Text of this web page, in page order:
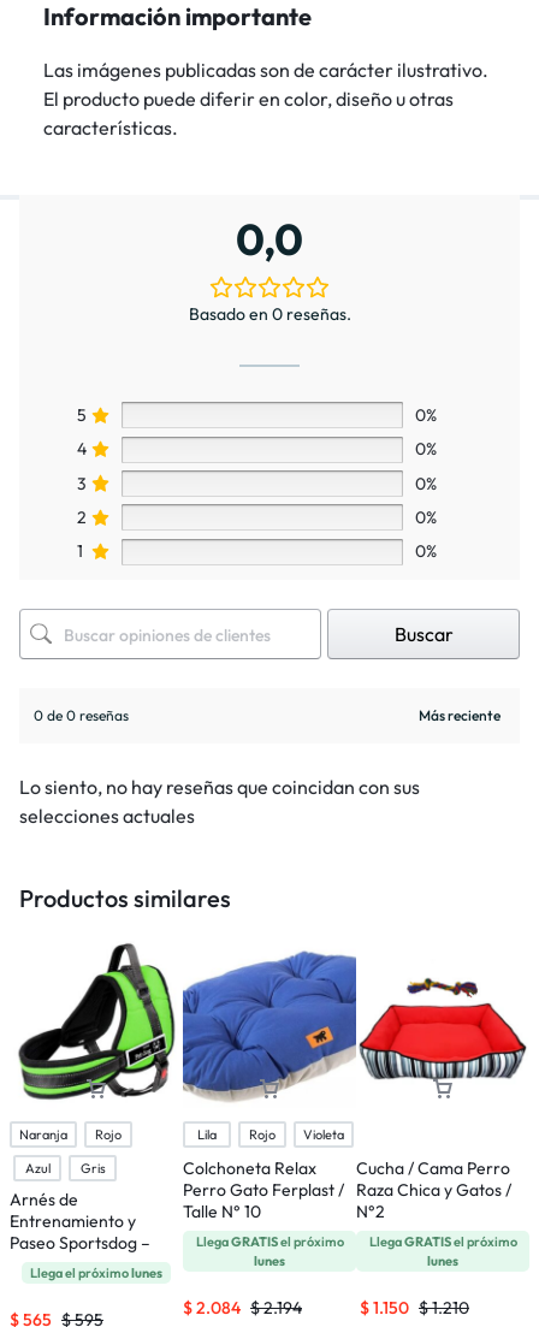
Información importante
Las imágenes publicadas son de carácter ilustrativo.
El producto puede diferir en color, diseño u otras
características.
0,0
Basado en 0 reseñas.
5
0%
4
0%
3
0%
2
0%
1
0%
Buscar
0 de 0 reseñas
Lo siento, no hay reseñas que coincidan con sus
selecciones actuales
Productos similares
Naranja
Rojo
Azul
Gris
Arnés de
Entrenamiento y
Paseo Sportsdog –
Talle S
Llega el próximolunes
$595
$565
Lila Rojo Violeta
Colchoneta Relax
Perro Gato Ferplast /
Talle N° 10
LlegaGRATISel próximo
lunes
$2.194
$2.084
Cucha / Cama Perro
Raza Chica y Gatos /
N°2
LlegaGRATISel próximo
lunes
$1.210
$1.150